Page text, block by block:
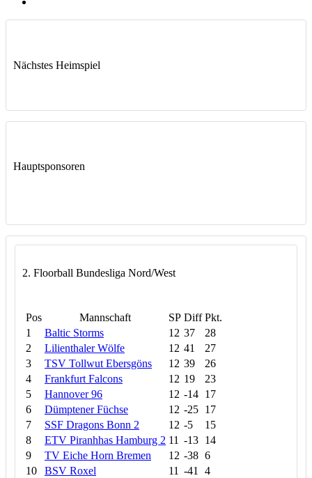
Nächstes Heimspiel
Hauptsponsoren
2. Floorball Bundesliga Nord/West
Pos Mannschaft SP Diff Pkt.
1
Baltic Storms 12 37
28
2
Lilienthaler Wölfe 12 41
27
3
TSV Tollwut Ebersgöns 12 39
26
4
Frankfurt Falcons 12 19
23
5
Hannover 96 12 -14 17
6
Dümptener Füchse 12 -25 17
7
SSF Dragons Bonn 2 12 -5
15
8
ETV Piranhhas Hamburg 2 11 -13 14
9
TV Eiche Horn Bremen 12 -38 6
10
BSV Roxel 11 -41 4